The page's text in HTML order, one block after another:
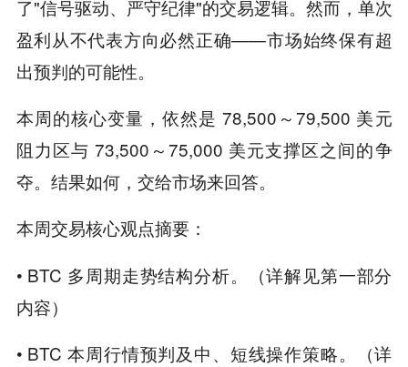
了"信号驱动、严守纪律"的交易逻辑。然而，单次
盈利从不代表方向必然正确——市场始终保有超
出预判的可能性。
本周的核心变量，依然是 78,500～79,500 美元
阻力区与 73,500～75,000 美元支撑区之间的争
夺。结果如何，交给市场来回答。
本周交易核心观点摘要：
• BTC 多周期走势结构分析。（详解见第一部分
内容）
• BTC 本周行情预判及中、短线操作策略。（详